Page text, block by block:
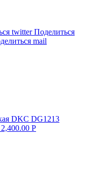
twitterПоделиться
mail
DKC DG1213
2,400.00 Р